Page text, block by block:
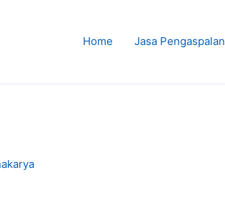
Home Jasa Pengaspalan